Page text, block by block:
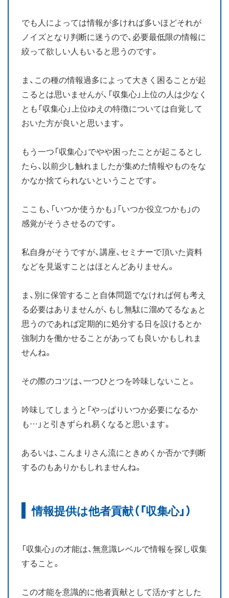
でも人によっては情報が多ければ多いほどそれが
ノイズとなり判断に迷うので、必要最低限の情報に
絞って欲しい人もいると思うのです。
ま、この種の情報過多によって大きく困ることが起
こるとは思いませんが、「収集心」上位の人は少なく
とも「収集心」上位ゆえの特徴については自覚して
おいた方が良いと思います。
もう一つ「収集心」でやや困ったことが起こるとし
たら、以前少し触れましたが集めた情報やものをな
かなか捨てられないということです。
ここも、「いつか使うかも」「いつか役立つかも」の
感覚がそうさせるのです。
私自身がそうですが、講座、セミナーで頂いた資料
などを見返すことはほとんどありません。
ま、別に保管すること自体問題でなければ何も考え
る必要はありませんが、もし無駄に溜めてるなぁと
思うのであれば定期的に処分する日を設けるとか
強制力を働かせることがあっても良いかもしれま
せんね。
その際のコツは、一つひとつを吟味しないこと。
吟味してしまうと「やっぱりいつか必要になるか
も…」と引きずられ易くなると思います。
あるいは、こんまりさん流にときめくか否かで判断
するのもありかもしれませんね。
情報提供は他者貢献（「収集心」）
「収集心」の才能は、無意識レベルで情報を探し収集
すること。
この才能を意識的に他者貢献として活かすとした